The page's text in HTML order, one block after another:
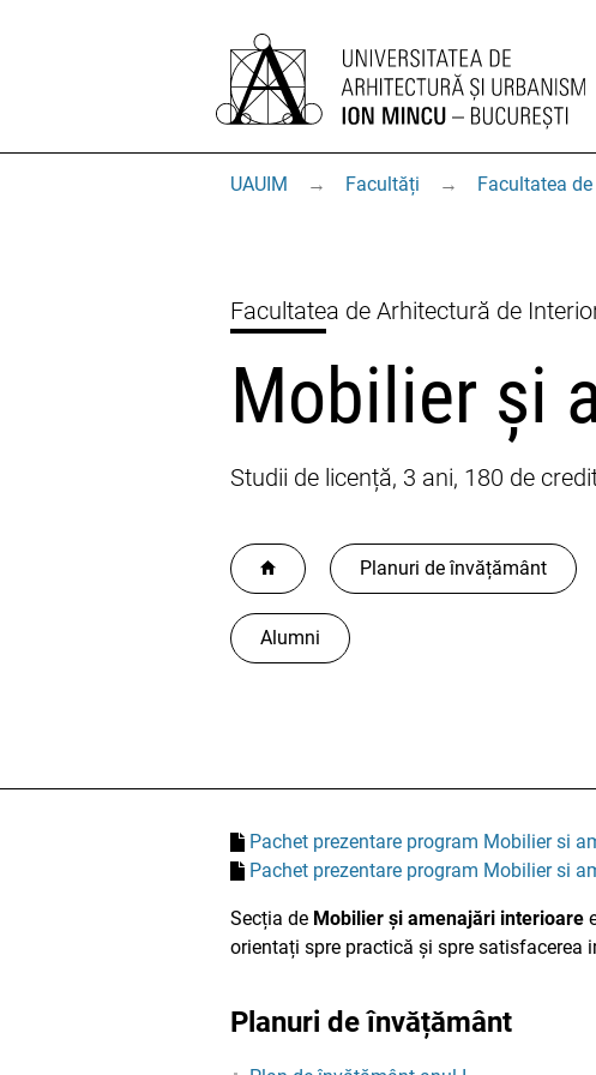
UAUIM → Facultăți → Facultatea
Facultatea de Arhitectură de
Mobilier și
Studii de licență, 3 ani, 180 de
Planuri de învățământ
Alumni
Pachet prezentare program Mobilier si
Pachet prezentare program Mobilier si
Secția de Mobilier și amenajări interioare
orientați spre practică și spre satisfacerea
Planuri de învățământ